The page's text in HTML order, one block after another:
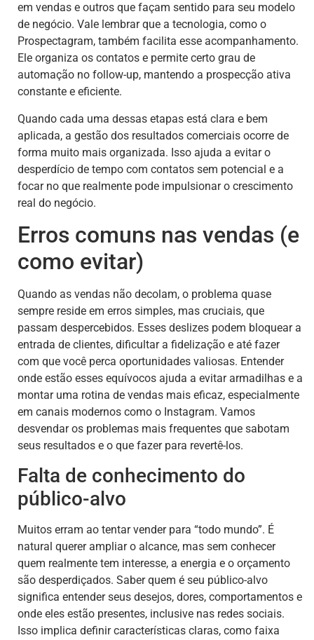
em vendas e outros que façam sentido para seu modelo
de negócio. Vale lembrar que a tecnologia, como o
Prospectagram, também facilita esse acompanhamento.
Ele organiza os contatos e permite certo grau de
automação no follow-up, mantendo a prospecção ativa
constante e eficiente.
Quando cada uma dessas etapas está clara e bem
aplicada, a gestão dos resultados comerciais ocorre de
forma muito mais organizada. Isso ajuda a evitar o
desperdício de tempo com contatos sem potencial e a
focar no que realmente pode impulsionar o crescimento
real do negócio.
Erros comuns nas vendas (e
como evitar)
Quando as vendas não decolam, o problema quase
sempre reside em erros simples, mas cruciais, que
passam despercebidos. Esses deslizes podem bloquear a
entrada de clientes, dificultar a fidelização e até fazer
com que você perca oportunidades valiosas. Entender
onde estão esses equívocos ajuda a evitar armadilhas e a
montar uma rotina de vendas mais eficaz, especialmente
em canais modernos como o Instagram. Vamos
desvendar os problemas mais frequentes que sabotam
seus resultados e o que fazer para revertê-los.
Falta de conhecimento do
público-alvo
Muitos erram ao tentar vender para “todo mundo”. É
natural querer ampliar o alcance, mas sem conhecer
quem realmente tem interesse, a energia e o orçamento
são desperdiçados. Saber quem é seu público-alvo
significa entender seus desejos, dores, comportamentos e
onde eles estão presentes, inclusive nas redes sociais.
Isso implica definir características claras, como faixa